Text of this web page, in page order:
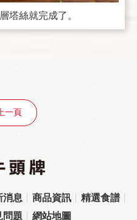
塔絲就完成了。
一頁
消息 商品資訊
精選食譜
問題 網站地圖